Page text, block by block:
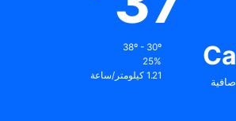
25%
1.21 كيلومتر/ساعة